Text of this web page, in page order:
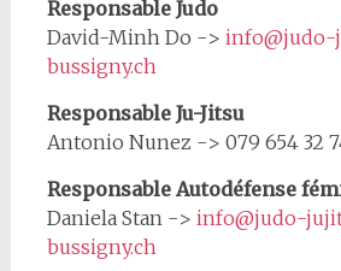
Responsable Judo
David-Minh Do ->
bussigny.ch
Responsable Ju-Jitsu
Antonio Nunez -> 079 654 32
Responsable Autodéfense
Daniela Stan -> info@judo-
bussigny.ch